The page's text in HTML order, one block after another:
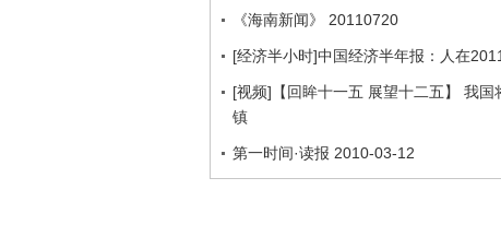
《海南新闻》 20110720
[经济半小时]中国经济半年报：人在
[视频]【回眸十一五 展望十二五】 我
镇
第一时间·读报 2010-03-12